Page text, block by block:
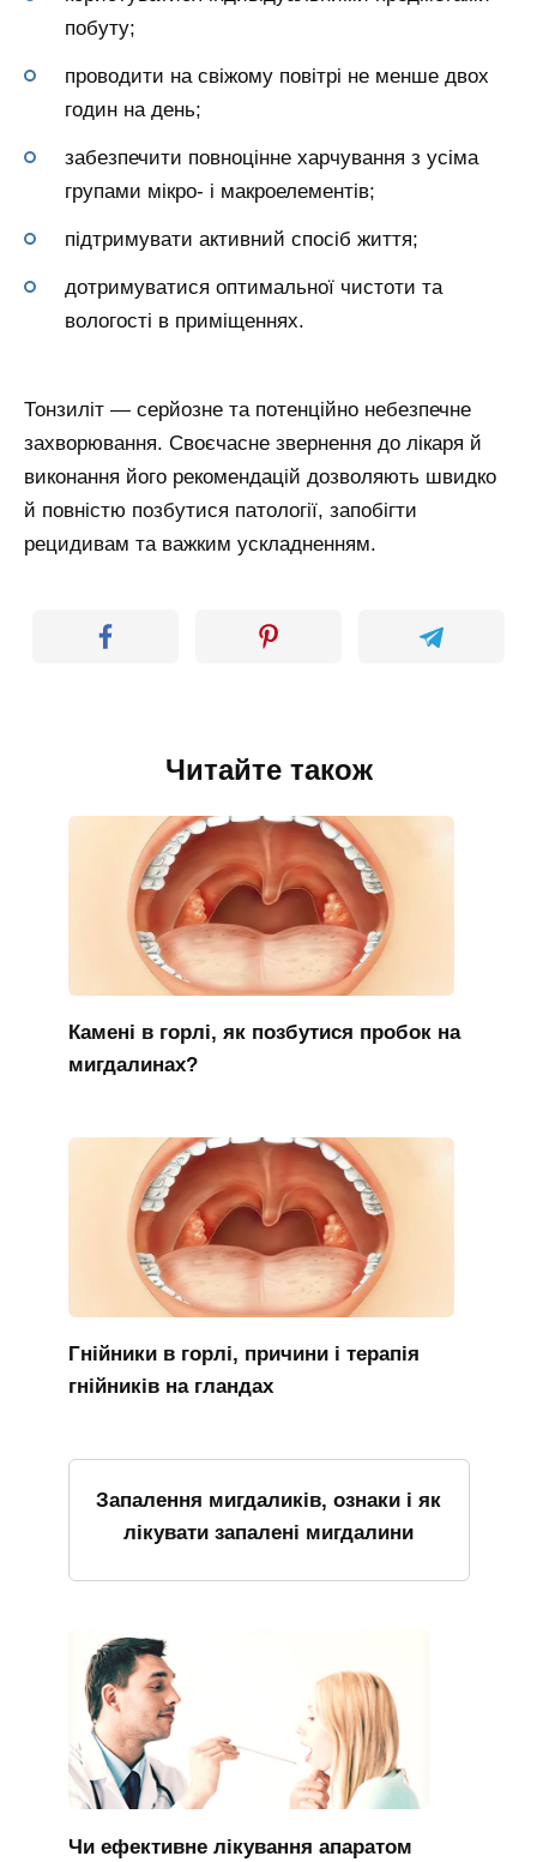
побуту;
проводити на свіжому повітрі не менше двох
годин на день;
забезпечити повноцінне харчування з усіма
групами мікро- і макроелементів;
підтримувати активний спосіб життя;
дотримуватися оптимальної чистоти та
вологості в приміщеннях.
Тонзиліт — серйозне та потенційно небезпечне
захворювання. Своєчасне звернення до лікаря й
виконання його рекомендацій дозволяють швидко
й повністю позбутися патології, запобігти
рецидивам та важким ускладненням.
Читайте також
Камені в горлі, як позбутися пробок на
мигдалинах?
Гнійники в горлі, причини і терапія
гнійників на гландах
Запалення мигдаликів, ознаки і як
лікувати запалені мигдалини
Чи ефективне лікування апаратом